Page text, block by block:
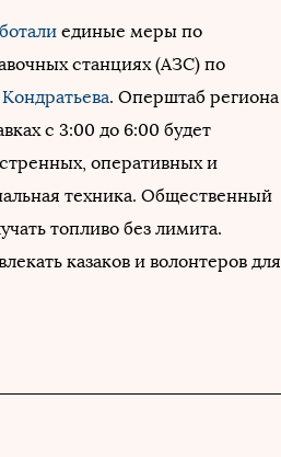
единые меры по
станциях (АЗС) по
. Оперштаб региона
с 3:00 до 6:00 будет
оперативных и
техника. Общественный
топливо без лимита.
казаков и волонтеров для